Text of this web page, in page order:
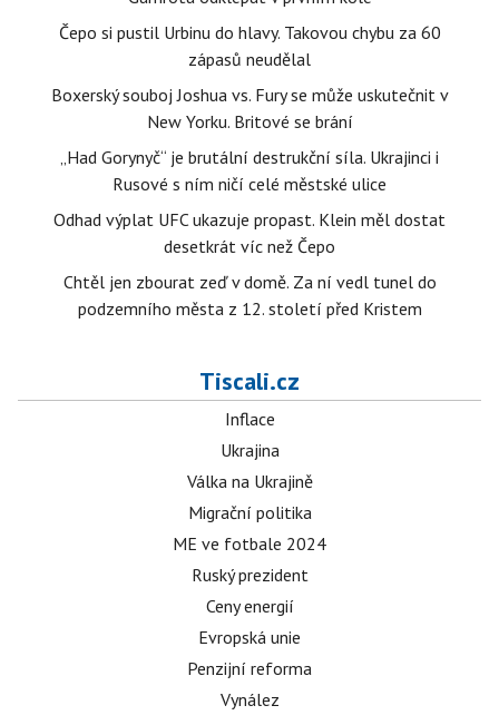
Čepo si pustil Urbinu do hlavy. Takovou chybu za 60
zápasů neudělal
Boxerský souboj Joshua vs. Fury se může uskutečnit v
New Yorku. Britové se brání
„Had Gorynyč“ je brutální destrukční síla. Ukrajinci i
Rusové s ním ničí celé městské ulice
Odhad výplat UFC ukazuje propast. Klein měl dostat
desetkrát víc než Čepo
Chtěl jen zbourat zeď v domě. Za ní vedl tunel do
podzemního města z 12. století před Kristem
Tiscali.cz
Inflace
Ukrajina
Válka na Ukrajině
Migrační politika
ME ve fotbale 2024
Ruský prezident
Ceny energií
Evropská unie
Penzijní reforma
Vynález